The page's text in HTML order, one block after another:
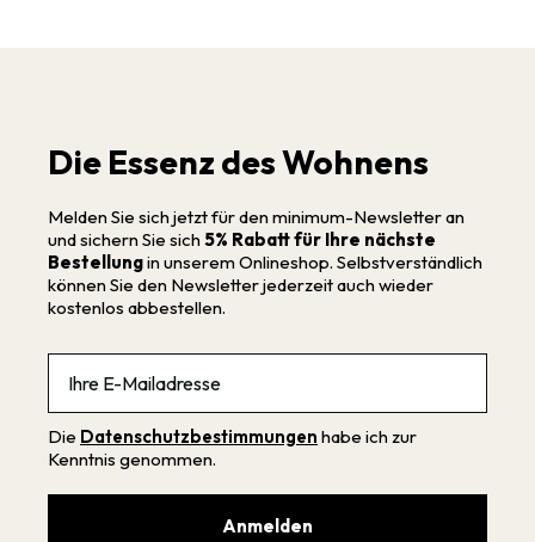
Die Essenz des Wohnens
Melden Sie sich jetzt für den minimum-Newsletter an
und sichern Sie sich 5% Rabatt für Ihre nächste
Bestellungin unserem Onlineshop. Selbstverständlich
können Sie den Newsletter jederzeit auch wieder
kostenlos abbestellen.
Die Datenschutzbestimmungen habe ich zur
Kenntnis genommen.
Anmelden